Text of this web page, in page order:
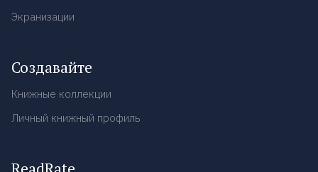
Экранизации
Создавайте
Книжные коллекции
Личный книжный профиль